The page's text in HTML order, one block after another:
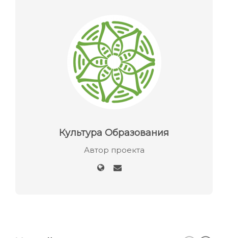
Культура Образования
Автор проекта